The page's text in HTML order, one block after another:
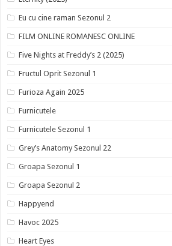
Eu cu cine raman Sezonul 2
FILM ONLINE ROMANESC ONLINE
Five Nights at Freddy’s 2 (2025)
Fructul Oprit Sezonul 1
Furioza Again 2025
Furnicutele
Furnicutele Sezonul 1
Grey’s Anatomy Sezonul 22
Groapa Sezonul 1
Groapa Sezonul 2
Happyend
Havoc 2025
Heart Eyes